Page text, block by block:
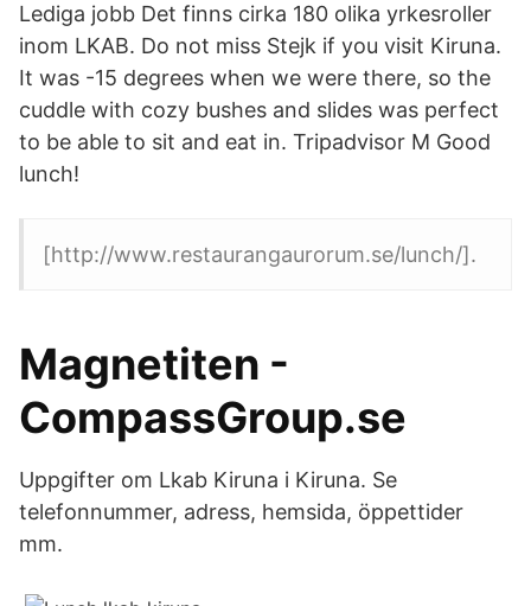
Lediga jobb Det finns cirka 180 olika yrkesroller
inom LKAB. Do not miss Stejk if you visit Kiruna.
It was -15 degrees when we were there, so the
cuddle with cozy bushes and slides was perfect
to be able to sit and eat in. Tripadvisor M Good
lunch!
[http://www.restaurangaurorum.se/lunch/].
Magnetiten -
CompassGroup.se
Uppgifter om Lkab Kiruna i Kiruna. Se
telefonnummer, adress, hemsida, öppettider
mm.